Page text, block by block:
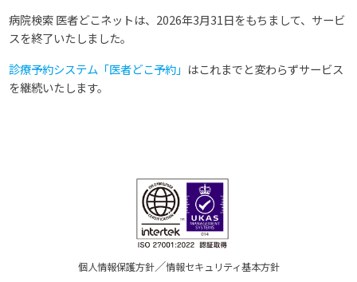
病院検索 医者どこネットは、2026年3月31日をもちまして、サービ
スを終了いたしました。
診療予約システム「医者どこ予約」 はこれまでと変わらずサービス
を継続いたします。
個人情報保護方針／情報セキュリティ基本方針